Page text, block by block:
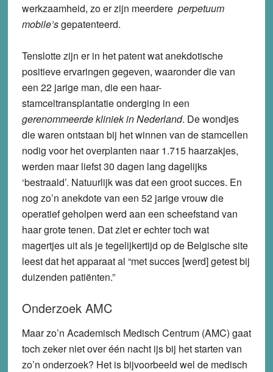
werkzaamheid, zo er zijn meerdere perpetuum
mobile’sgepatenteerd.
Tenslotte zijn er in het patent wat anekdotische
positieve ervaringen gegeven, waaronder die van
een 22 jarige man, die een haar-
stamceltransplantatie onderging in een
gerenommeerde kliniek in Nederland. De wondjes
die waren ontstaan bij het winnen van de stamcellen
nodig voor het overplanten naar 1.715 haarzakjes,
werden maar liefst 30 dagen lang dagelijks
‘bestraald’. Natuurlijk was dat een groot succes. En
nog zo’n anekdote van een 52 jarige vrouw die
operatief geholpen werd aan een scheefstand van
haar grote tenen. Dat ziet er echter toch wat
magertjes uit als je tegelijkertijd op de Belgische site
leest dat het apparaat al “met succes [werd] getest bij
duizenden patiënten.”
Onderzoek AMC
Maar zo’n Academisch Medisch Centrum (AMC) gaat
toch zeker niet over één nacht ijs bij het starten van
zo’n onderzoek? Het is bijvoorbeeld wel de medisch